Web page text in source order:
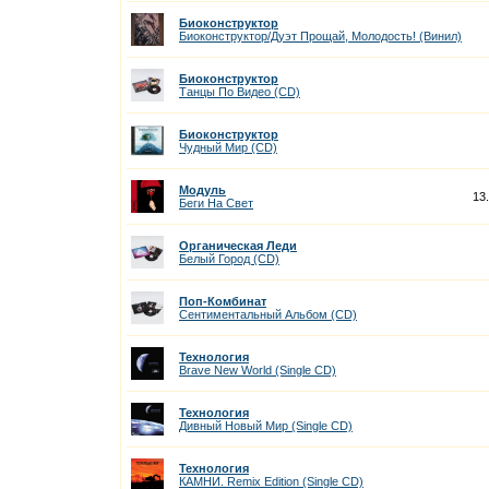
Биоконструктор
Биоконструктор/Дуэт Прощай, Молодость! (Винил)
Биоконструктор
Танцы По Видео (CD)
Биоконструктор
Чудный Мир (CD)
Модуль
Беги На Cвет
Органическая Леди
Белый Город (CD)
Поп-Комбинат
Сентиментальный Альбом (CD)
Технология
Brave New World (Single CD)
Технология
Дивный Новый Мир (Single CD)
Технология
КАМНИ. Remix Edition (Single CD)